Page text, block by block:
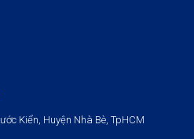
Kiển, Huyện Nhà Bè, TpHCM